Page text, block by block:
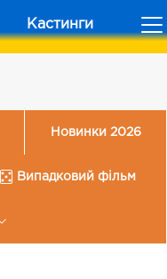
Кастинги
Новинки 2026
Випадковий фільм